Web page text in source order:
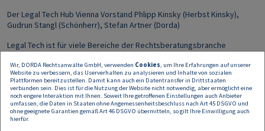
Der Legal Tech Hub Vienna Vorstand Phlipp Kinsky (Herbst Kinsky),
Gudrun Stangl (Schönherr), Stefan Artner (Dorda)
Legal Tech ist für viele Bereiche der Rechtsberatungsbranche
mitunter revolutionieren. DORDA, EISENBERGER & HERZOG, HERBST
KINSKY, PHH RECHTSANWÄLTE, SCHÖNHERR, SCWP Schindhelm und
WOLF THEISS als LTH Vienna Founding Members wollen durch
gebündelte Stärke die Chancen der Digitalisierung für ihre Arbeit, die
Zukunft des Rechtsanwaltsberufs zum Vorteil ihrer Mandanten nutzen.
Wir, DORDA Rechtsanwälte GmbH, verwenden Cookies, um Ihre Erfahrungen auf unserer
Website zu verbessern, das Userverhalten zu analysieren und Inhalte von sozialen
Plattformen bereitzustellen. Damit kann auch ein Datentransfer in Drittstaaten
verbunden sein. Dies ist für die Nutzung der Website nicht notwendig, aber ermöglicht eine
noch engere Interaktion mit Ihnen. Soweit Ihre getroffenen Einstellungen auch Anbieter
umfassen, die Daten in Staaten ohne Angemessenheitsbeschluss nach Art 45 DSGVO und
ohne geeignete Garantien gemäß Art 46 DSGVO übermitteln, so gilt Ihre Einwilligung auch
hierfür.